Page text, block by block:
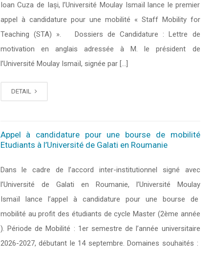
Ioan Cuza de Iași, l’Université Moulay Ismaïl lance le premier
appel à candidature pour une mobilité « Staff Mobility for
Teaching (STA) ». Dossiers de Candidature : Lettre de
motivation en anglais adressée à M. le président de
l’Université Moulay Ismaïl, signée par […]
DETAIL
Appel à candidature pour une bourse de mobilité
Etudiants à l’Université de Galati en Roumanie
Dans le cadre de l’accord inter-institutionnel signé avec
l’Université de Galati en Roumanie, l’Université Moulay
Ismaïl lance l’appel à candidature pour une bourse de
mobilité au profit des étudiants de cycle Master (2ème année
). Période de Mobilité : 1er semestre de l’année universitaire
2026-2027, débutant le 14 septembre. Domaines souhaités :